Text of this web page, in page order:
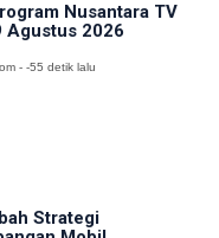
Nusantara TV
Agustus 2026
- -55 detik lalu
Strategi